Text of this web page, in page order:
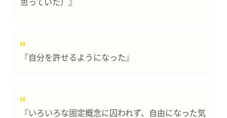
『自分を許せるようになった』
『いろいろな固定概念に囚われず、自由になった気